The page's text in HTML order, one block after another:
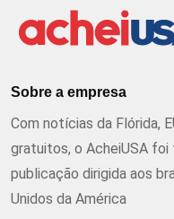
Sobre a empresa
Com notícias da Flórida,
gratuitos, o AcheiUSA
publicação dirigida aos
Unidos da América